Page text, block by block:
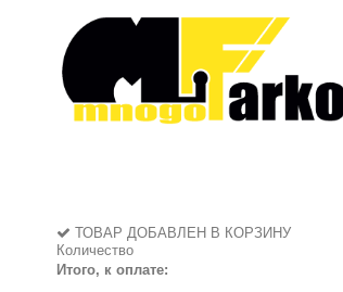
ТОВАР ДОБАВЛЕН В КОРЗИНУ
Количество
Итого, к оплате: